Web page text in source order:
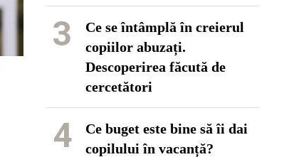
3
Ce se întâmplă în creierul
copiilor abuzați.
Descoperirea făcută de
cercetători
4
Ce buget este bine să îi dai
copilului în vacanță?